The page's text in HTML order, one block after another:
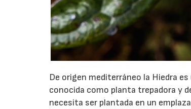
De origen mediterráneo la Hiedra
conocida como planta trepadora y
necesita ser plantada en un